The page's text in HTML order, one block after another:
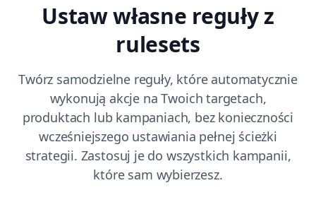
Ustaw własne reguły z
rulesets
Twórz samodzielne reguły, które automatycznie
wykonują akcje na Twoich targetach,
produktach lub kampaniach, bez konieczności
wcześniejszego ustawiania pełnej ścieżki
strategii. Zastosuj je do wszystkich kampanii,
które sam wybierzesz.